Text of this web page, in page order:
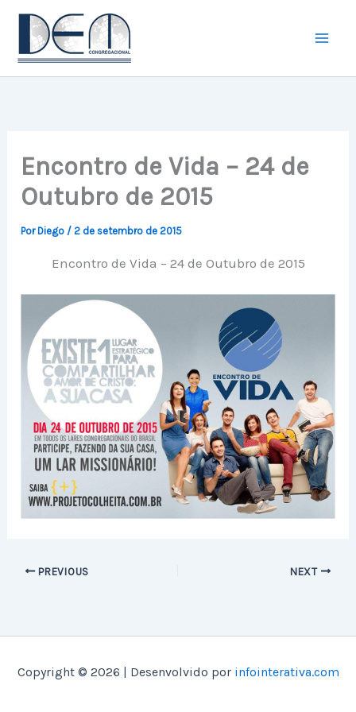
conteúdo
Encontro de Vida – 24 de
Outubro de 2015
PorDiego /2 de setembro de 2015
Encontro de Vida – 24 de Outubro de 2015
PREVIOUS NEXT
Copyright © 2026 | Desenvolvido por infointerativa.com